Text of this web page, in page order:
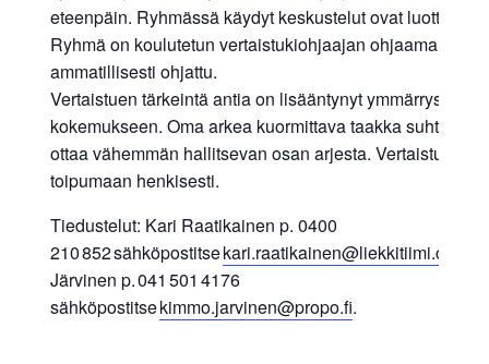
eteenpäin. Ryhmässä käydyt keskustelut ovat
Ryhmä on koulutetun vertaistukiohjaajan ohjaama tai
ammatillisesti ohjattu.
Vertaistuen tärkeintä antia on lisääntynyt ymmärrys
kokemukseen. Oma arkea kuormittava taakka
ottaa vähemmän hallitsevan osan arjesta. Vertaistuki
toipumaan henkisesti.
Tiedustelut: Kari Raatikainen p. 0400
210 852 sähköpostitsekari.raatikainen@liekkitiimi.com
Järvinen p. 041 501 4176
sähköpostitsekimmo.jarvinen@propo.fi.